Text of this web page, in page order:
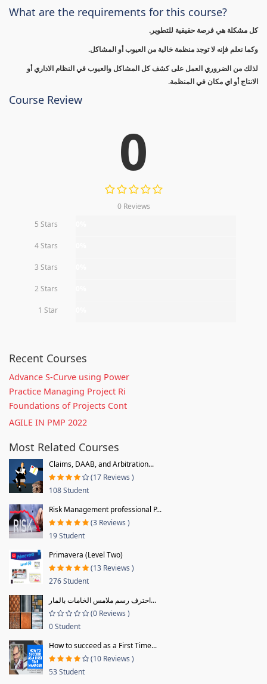
What are the requirements for this course?
كل مشكلة هي فرصة حقيقية للتطوير.
وكما نعلم فإنه لا توجد منظمة خالية من العيوب أو المشاكل.
لذلك من الضروري العمل على كشف كل المشاكل والعيوب في النظام الاداري أو
الانتاج أو اي مكان في المنظمة.
Course Review
0
0 Reviews
5 Stars
4 Stars
3 Stars
2 Stars
1 Star
Recent Courses
Advance S-Curve using Power
Practice Managing Project Ri
Foundations of Projects Cont
AGILE IN PMP 2022
Most Related Courses
Claims, DAAB, and Arbitration...
(17 Reviews )
108 Student
Risk Management professional P...
(3 Reviews )
19 Student
Primavera (Level Two)
(13 Reviews )
276 Student
احترف رسم ملامس الخامات بالمار...
(0 Reviews )
0 Student
How to succeed as a First Time...
(10 Reviews )
53 Student